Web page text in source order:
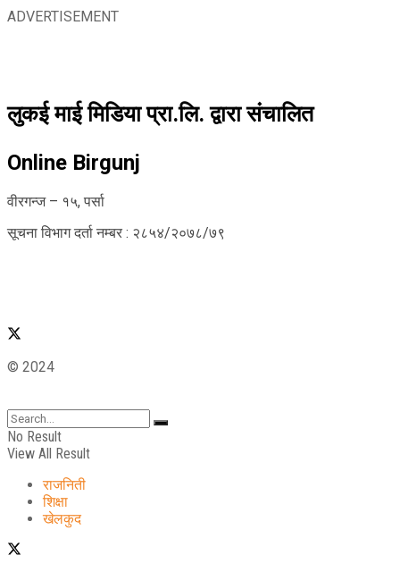
ADVERTISEMENT
लुकई माई मिडिया प्रा.लि. द्वारा संचालित
Online Birgunj
वीरगन्ज – १५, पर्सा
सूचना विभाग दर्ता नम्बर : २८५४/२०७८/७९
© 2024
No Result
View All Result
राजनिती
शिक्षा
खेलकुद